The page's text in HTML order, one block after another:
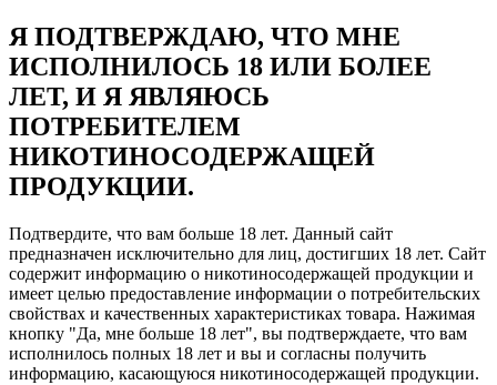
Я ПОДТВЕРЖДАЮ, ЧТО МНЕ
ИСПОЛНИЛОСЬ 18 ИЛИ БОЛЕЕ
ЛЕТ, И Я ЯВЛЯЮСЬ
ПОТРЕБИТЕЛЕМ
НИКОТИНОСОДЕРЖАЩЕЙ
ПРОДУКЦИИ.
Подтвердите, что вам больше 18 лет. Данный сайт
предназначен исключительно для лиц, достигших 18 лет. Сайт
содержит информацию о никотиносодержащей продукции и
имеет целью предоставление информации о потребительских
свойствах и качественных характеристиках товара. Нажимая
кнопку "Да, мне больше 18 лет", вы подтверждаете, что вам
исполнилось полных 18 лет и вы и согласны получить
информацию, касающуюся никотиносодержащей продукции.